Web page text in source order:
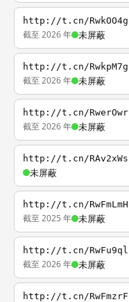
http://t.cn/RwkOO4g
截至 2026 年 未屏蔽
http://t.cn/RwkpM7g
截至 2026 年 未屏蔽
http://t.cn/RwerOwr
截至 2026 年 未屏蔽
http://t.cn/RAv2xWs
未屏蔽
http://t.cn/RwFmLmH
截至 2025 年 未屏蔽
http://t.cn/RwFu9ql
截至 2026 年 未屏蔽
http://t.cn/RwFmzrF